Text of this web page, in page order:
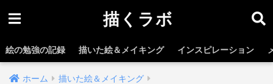
描くラボ
絵の勉強の記録 描いた絵＆メイキング インスピレーション
ホーム 描いた絵＆メイキング